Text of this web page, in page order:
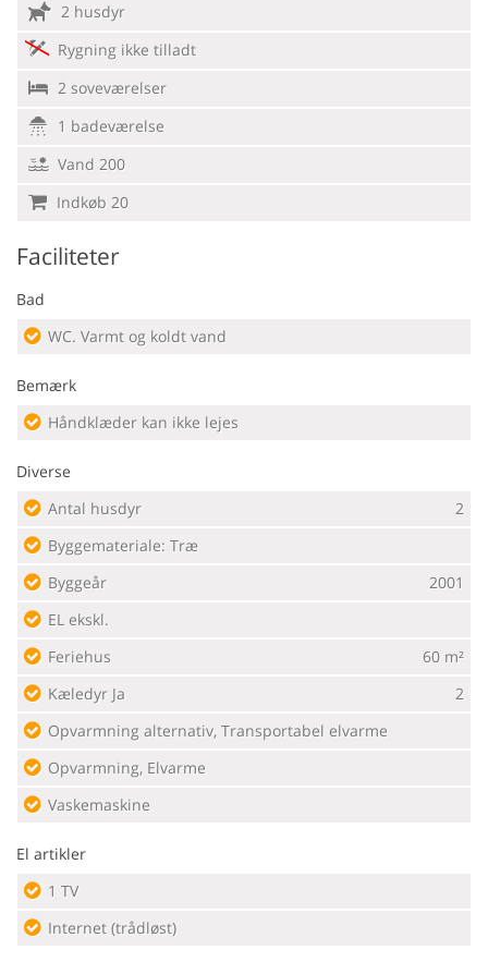
2 husdyr
Rygning ikke tilladt
2 soveværelser
1 badeværelse
Vand 200
Indkøb 20
Faciliteter
Bad
WC. Varmt og koldt vand
Bemærk
Håndklæder kan ikke lejes
Diverse
Antal husdyr
2
Byggemateriale: Træ
Byggeår
2001
EL ekskl.
Feriehus
60 m²
Kæledyr Ja
2
Opvarmning alternativ, Transportabel elvarme
Opvarmning, Elvarme
Vaskemaskine
El artikler
1 TV
Internet (trådløst)